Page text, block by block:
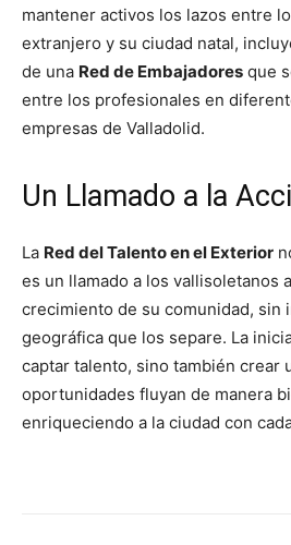
mantener activos los lazos entre
extranjero y su ciudad natal,
de una Red de Embajadores que
entre los profesionales en
empresas de Valladolid.
Un Llamado a la
La Red del Talento en el Exterior
es un llamado a los vallisoletanos
crecimiento de su comunidad, sin
geográfica que los separe. La
captar talento, sino también crear
oportunidades fluyan de manera
enriqueciendo a la ciudad con